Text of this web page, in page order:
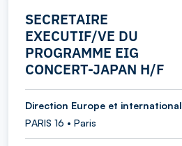
SECRETAIRE
EXECUTIF/VE DU
PROGRAMME EIG
CONCERT-JAPAN H/F
Direction Europe et international
PARIS 16 • Paris